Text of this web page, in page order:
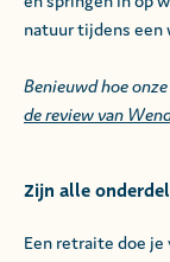
natuur tijdens een
Benieuwd hoe
de review van
Zijn alle
Een retraite doe je